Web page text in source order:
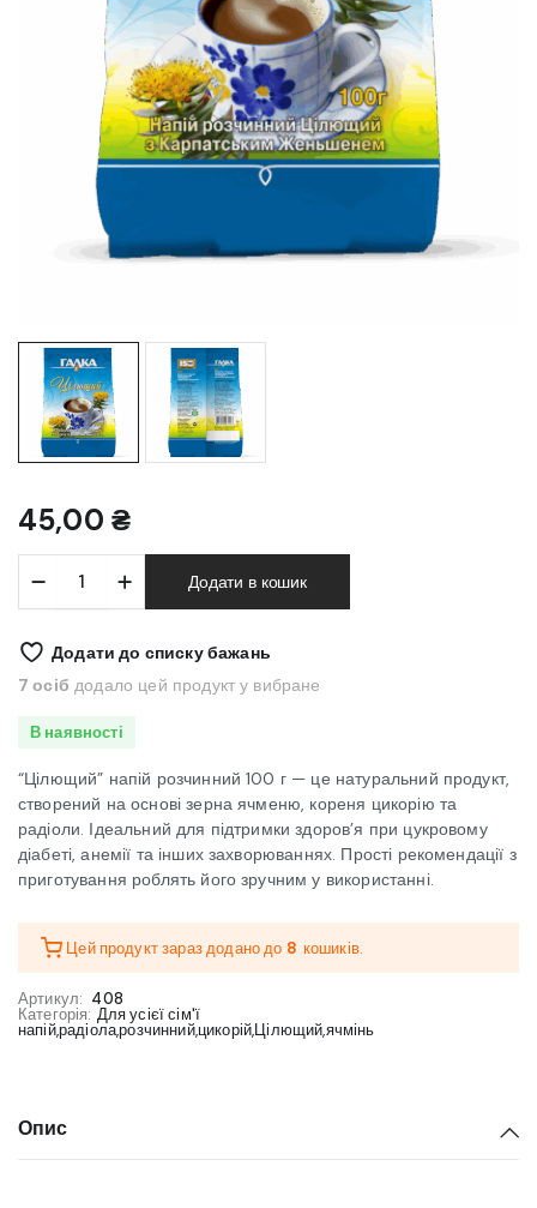
45,00 ₴
напій
розчинний
г
(пакет)
Додати в кошик
Додати до списку бажань
7 осіб додало цей продукт у вибране
В наявності
“Цілющий” напій розчинний 100 г — це натуральний продукт,
створений на основі зерна ячменю, кореня цикорію та
радіоли. Ідеальний для підтримки здоров’я при цукровому
діабеті, анемії та інших захворюваннях. Прості рекомендації з
приготування роблять його зручним у використанні.
Цей продукт зараз додано до 8 кошиків.
Артикул: 408
Категорія: Для усієї сім'ї
напій,радіола,розчинний,цикорій,Цілющий,ячмінь
Опис